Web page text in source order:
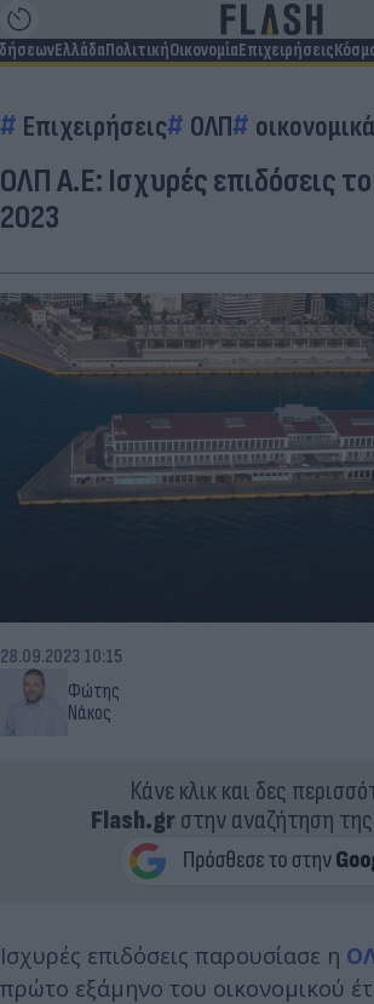
ΕλλάδαΠολιτικήΟικονομίαΕπιχειρήσεις
Επιχειρήσεις ΟΛΠ
ΟΛΠ Α.Ε: Ισχυρές επιδόσεις
2023
Φώτης
Νάκος
28.09.2023 10:15
Κάνε κλικ και δες
Flash.grστην αναζήτηση της
Ισχυρές επιδόσεις παρουσίασε η
πρώτο εξάμηνο του οικονομικού